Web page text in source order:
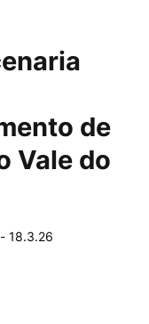
de
Vale do
- 18.3.26